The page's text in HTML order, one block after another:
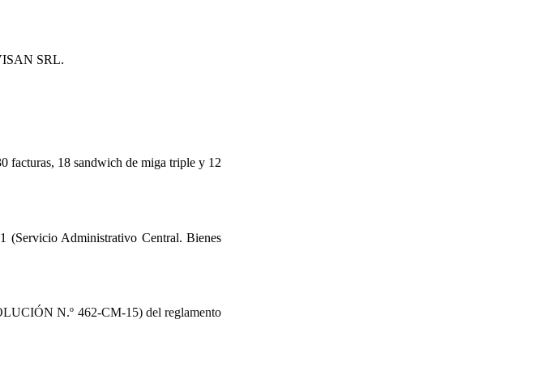
SRL.
facturas, 18 sandwich de miga triple y 12
(Servicio Administrativo Central. Bienes
N.º 462-CM-15) del reglamento